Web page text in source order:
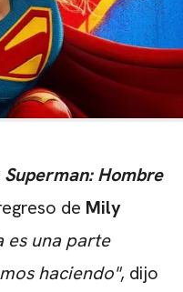
Superman: Hombre
de Mily
es una parte
haciendo", dijo